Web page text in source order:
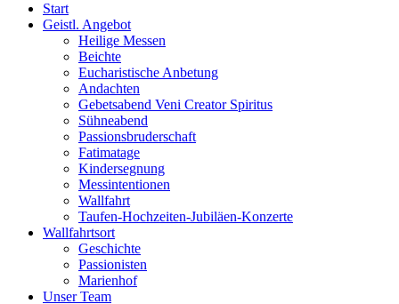
Start
Geistl. Angebot
Heilige Messen
Beichte
Eucharistische Anbetung
Andachten
Gebetsabend Veni Creator Spiritus
Sühneabend
Passionsbruderschaft
Fatimatage
Kindersegnung
Messintentionen
Wallfahrt
Taufen-Hochzeiten-Jubiläen-Konzerte
Wallfahrtsort
Geschichte
Passionisten
Marienhof
Unser Team